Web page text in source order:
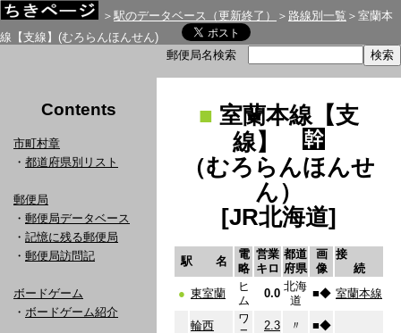
＞ 駅のデータベース（更新終了） ＞ 路線別一覧 ＞室蘭本
線【支線】(むろらんほんせん)
郵便局名検索
Contents
市町村章
・ 都道府県別リスト
郵便局
・ 郵便局データベース
・ 記憶に残る郵便局
・ 郵便局訪問記
ボードゲーム
・ ボードゲーム紹介
■ 室蘭本線【支
線】
（むろらんほんせ
ん）
[JR北海道]
駅 名
電
略
営業
キロ
都道
府県
画
像
接
続
● 東室蘭
ヒ
ム
0.0
北海
道
■◆ 室蘭本線
輪西
ワ
2.3 〃 ■◆